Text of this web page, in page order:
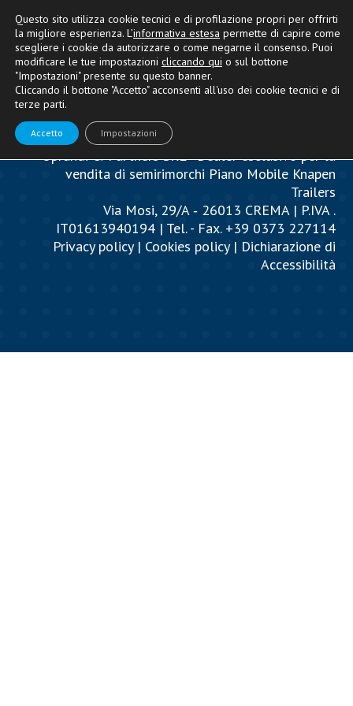
Oprandi & Partners SRL - Dealer esclusivo per la
vendita di semirimorchi Piano Mobile Knapen
Trailers
Via Mosi, 29/A ‐ 26013 CREMA | P.IVA .
IT01613940194 | Tel. - Fax. +39 0373 227114
Privacy policy| Cookies policy| Dichiarazione di
Accessibilità
Questo sito utilizza cookie tecnici e di profilazione propri per offrirti
la migliore esperienza. L’informativa estesa permette di capire come
scegliere i cookie da autorizzare o come negarne il consenso. Puoi
modificare le tue impostazioni cliccando qui o sul bottone
"Impostazioni" presente su questo banner.
Cliccando il bottone "Accetto" acconsenti all'uso dei cookie tecnici e di
terze parti.
Accetto Impostazioni